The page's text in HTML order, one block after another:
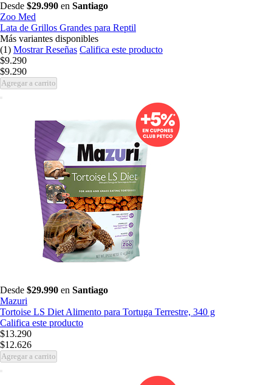
Desde $29.990 en Santiago
Zoo Med
Lata de Grillos Grandes para Reptil
Más variantes disponibles
(1) Mostrar Reseñas Califica este producto
$9.290
$9.290
Agregar a carrito
Desde $29.990 en Santiago
Mazuri
Tortoise LS Diet Alimento para Tortuga Terrestre, 340 g
Califica este producto
$13.290
$12.626
Agregar a carrito